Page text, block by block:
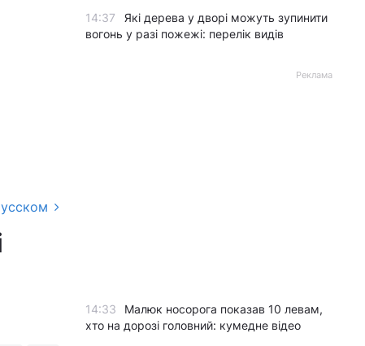
14:37
Які дерева у дворі можуть зупинити
вогонь у разі пожежі: перелік видів
Реклама
14:33
Малюк носорога показав 10 левам,
хто на дорозі головний: кумедне відео